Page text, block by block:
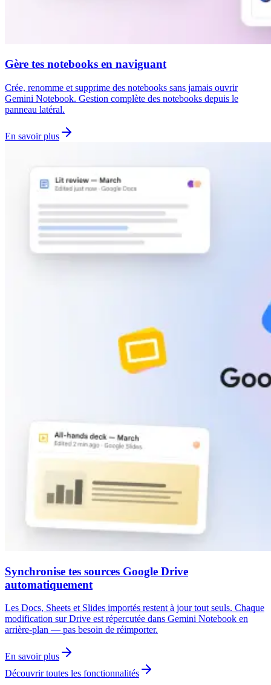
Gère tes notebooks en naviguant
Crée, renomme et supprime des notebooks sans jamais ouvrir
Gemini Notebook. Gestion complète des notebooks depuis le
panneau latéral.
En savoir plus
Synchronise tes sources Google Drive
automatiquement
Les Docs, Sheets et Slides importés restent à jour tout seuls. Chaque
modification sur Drive est répercutée dans Gemini Notebook en
arrière-plan — pas besoin de réimporter.
En savoir plus
Découvrir toutes les fonctionnalités